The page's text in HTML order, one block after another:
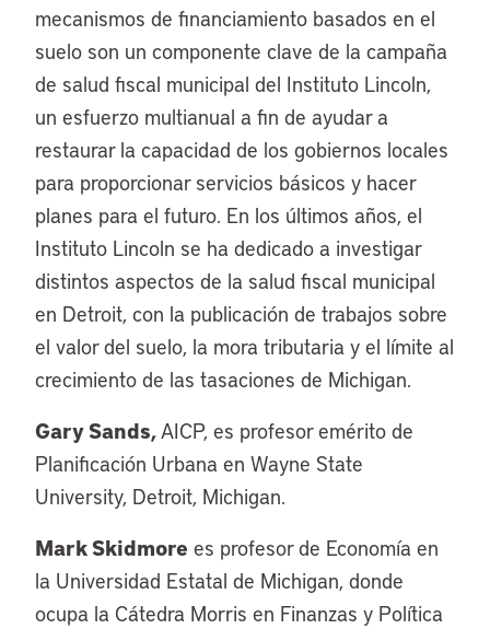
mecanismos de financiamiento basados en el
suelo son un componente clave de la campaña
de salud fiscal municipal del Instituto Lincoln,
un esfuerzo multianual a fin de ayudar a
restaurar la capacidad de los gobiernos locales
para proporcionar servicios básicos y hacer
planes para el futuro. En los últimos años, el
Instituto Lincoln se ha dedicado a investigar
distintos aspectos de la salud fiscal municipal
en Detroit, con la publicación de trabajos sobre
el valor del suelo, la mora tributaria y el límite al
crecimiento de las tasaciones de Michigan.
Gary Sands,AICP, es profesor emérito de
Planificación Urbana en Wayne State
University, Detroit, Michigan.
Mark Skidmore es profesor de Economía en
la Universidad Estatal de Michigan, donde
ocupa la Cátedra Morris en Finanzas y Política